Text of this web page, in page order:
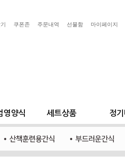
마이페이지
선물함
주문내역
쿠폰존
영양식 세트상품 정